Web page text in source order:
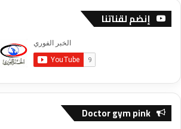
إنضم لقناتنا
Doctor gym pink